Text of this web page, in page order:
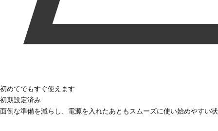
初めてでもすぐ使えます
初期設定済み
面倒な準備を減らし、電源を入れたあともスムーズに使い始めやすい